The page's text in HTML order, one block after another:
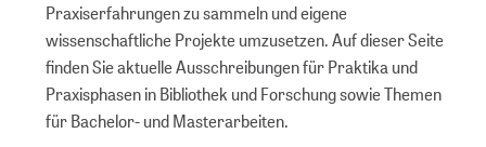
Praxiserfahrungen zu sammeln und eigene
wissenschaftliche Projekte umzusetzen. Auf dieser Seite
finden Sie aktuelle Ausschreibungen für Praktika und
Praxisphasen in Bibliothek und Forschung sowie Themen
für Bachelor- und Masterarbeiten.